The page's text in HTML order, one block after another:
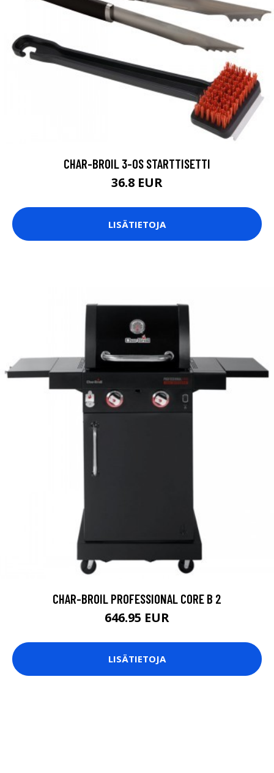
CHAR-BROIL 3-OS STARTTISETTI
36.8 EUR
LISÄTIETOJA
CHAR-BROIL PROFESSIONAL CORE B 2
646.95 EUR
LISÄTIETOJA